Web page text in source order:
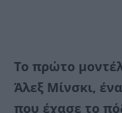
Το πρώτο
Άλεξ Μίνσκι,
που έχασε το